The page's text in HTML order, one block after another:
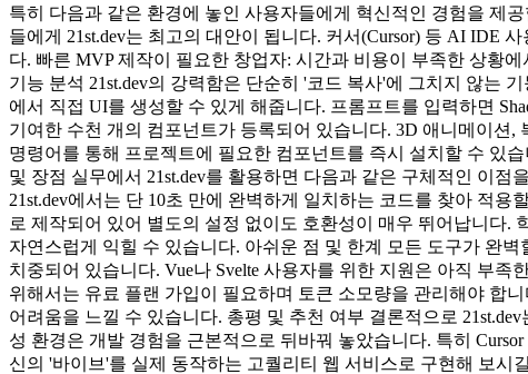
특히 다음과 같은 환경에 놓인 사용자들에게 혁신적인 경험을 제
들에게 21st.dev는 최고의 대안이 됩니다. 커서(Cursor) 등 AI IDE
다. 빠른 MVP 제작이 필요한 창업자: 시간과 비용이 부족한 상황
기능 분석 21st.dev의 강력함은 단순히 '코드 복사'에 그치지 않는
에서 직접 UI를 생성할 수 있게 해줍니다. 프롬프트를 입력하면
기여한 수천 개의 컴포넌트가 등록되어 있습니다. 3D 애니메이션
명령어를 통해 프로젝트에 필요한 컴포넌트를 즉시 설치할 수 있
및 장점 실무에서 21st.dev를 활용하면 다음과 같은 구체적인 이
21st.dev에서는 단 10초 만에 완벽하게 일치하는 코드를 찾아 적용
로 제작되어 있어 별도의 설정 없이도 호환성이 매우 뛰어납니다.
자연스럽게 익힐 수 있습니다. 아쉬운 점 및 한계 모든 도구가 완벽
치중되어 있습니다. Vue나 Svelte 사용자를 위한 지원은 아직 부
위해서는 유료 플랜 가입이 필요하며 토큰 소모량을 관리해야 합
어려움을 느낄 수 있습니다. 총평 및 추천 여부 결론적으로
성 환경은 개발 경험을 근본적으로 뒤바꿔 놓았습니다. 특히
신의 '바이브'를 실제 동작하는 고퀄리티 웹 서비스로 구현해 보시